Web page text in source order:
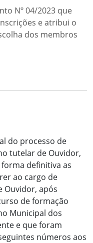
Nº 04/2023 que
e atribui o
dos membros
do processo de
tutelar de Ouvidor,
definitiva as
ao cargo de
Ouvidor, após
de formação
Municipal dos
e que foram
números aos